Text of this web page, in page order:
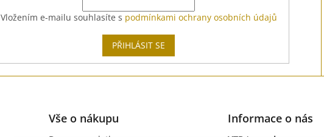
Vložením e-mailu souhlasíte s podmínkami ochrany osobních údajů
PŘIHLÁSIT SE
Vše o nákupu Informace o nás